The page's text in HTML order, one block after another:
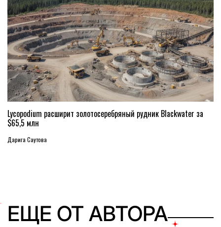
Lycopodium расширит золотосеребряный рудник Blackwater за
$65,5 млн
Дарига Саутова
ЕЩЕ ОТ АВТОРА